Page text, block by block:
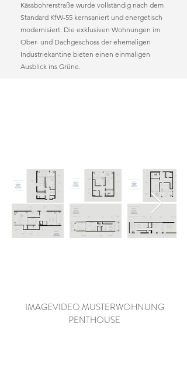
Kässbohrerstraße wurde vollständig nach dem
Standard KfW-55 kernsaniert und energetisch
modernisiert. Die exklusiven Wohnungen im
Ober- und Dachgeschoss der ehemaligen
Industriekantine bieten einen einmaligen
Ausblick ins Grüne.
IMAGEVIDEO MUSTERWOHNUNG
PENTHOUSE